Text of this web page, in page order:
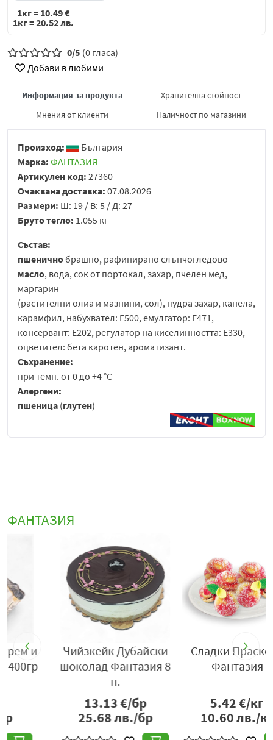
1кг = 10.49€
1кг =20.52лв.
0/5 (0 гласа)
Добави в любими
Информация за продукта
Хранителна стойност
Мнения от клиенти
Наличност по магазини
Произход:
България
Марка: ФАНТАЗИЯ
Артикулен код: 27360
Очаквана доставка: 07.08.2026
Размери: Ш: 19 / В: 5 / Д: 27
Бруто тегло: 1.055 кг
Състав:
пшеничнобрашно, рафинирано слънчогледово
масло, вода, сок от портокал, захар, пчелен мед,
маргарин
(растителни олиа и мазнини, сол), пудра захар, канела,
карамфил, набухвател: Е500, емулгатор: Е471,
консервант: Е202, регулатор на киселинността: Е330,
оцветител: бета каротен, ароматизант.
Съхранение:
при темп. от 0 до +4 °С
Алергени:
пшеница (глутен)
ФАНТАЗИЯ
Сладки Праскови
Фантазия
€/кг
лв./кг
Паста Наполеон
Фантазия 140 гр
€/бр
лв./бр